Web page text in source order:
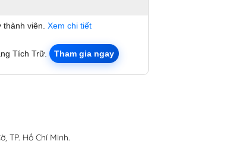
viên. Xem chi tiết
Tích Trữ. Tham gia ngay
TP. Hồ Chí Minh.